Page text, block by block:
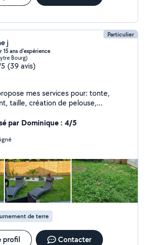
Particulier
j
15 ans d'expérience
Bourg)
(39 avis)
taille, création de pelouse,
et plus de 15 ans d'expérience
pas à me contacter pour plus
par Dominique : 4/5
et soigné
de terre
profil Contacter